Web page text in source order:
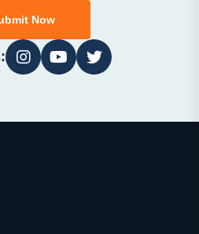
Now